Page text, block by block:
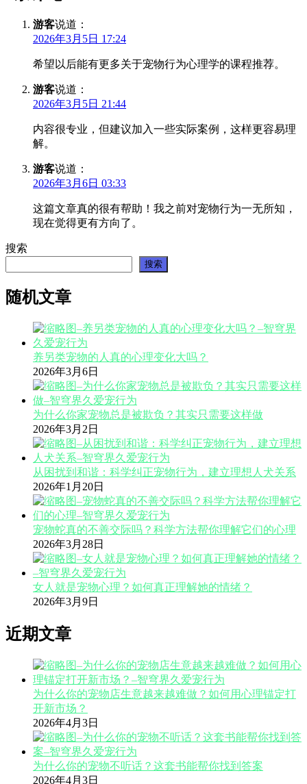
游客说道：
2026年3月5日 17:24
希望以后能有更多关于宠物行为心理学的课程推荐。
游客说道：
2026年3月5日 21:44
内容很专业，但建议加入一些实际案例，这样更容易理
解。
游客说道：
2026年3月6日 03:33
这篇文章真的很有帮助！我之前对宠物行为一无所知，
现在觉得更有方向了。
搜索
搜索
随机文章
养另类宠物的人真的心理变化大吗？
2026年3月6日
为什么你家宠物总是被欺负？其实只需要这样做
2026年3月2日
从困扰到和谐：科学纠正宠物行为，建立理想人犬关系
2026年1月20日
宠物蛇真的不善交际吗？科学方法帮你理解它们的心理
2026年3月28日
女人就是宠物心理？如何真正理解她的情绪？
2026年3月9日
近期文章
为什么你的宠物店生意越来越难做？如何用心理锚定打
开新市场？
2026年4月3日
为什么你的宠物不听话？这套书能帮你找到答案
2026年4月3日